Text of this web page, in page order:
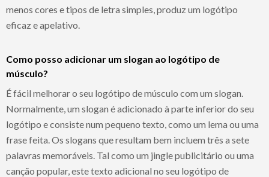
menos cores e tipos de letra simples, produz um logótipo
eficaz e apelativo.
Como posso adicionar um slogan ao logótipo de
músculo?
É fácil melhorar o seu logótipo de músculo com um slogan.
Normalmente, um slogan é adicionado à parte inferior do seu
logótipo e consiste num pequeno texto, como um lema ou uma
frase feita. Os slogans que resultam bem incluem três a sete
palavras memoráveis. Tal como um jingle publicitário ou uma
canção popular, este texto adicional no seu logótipo de